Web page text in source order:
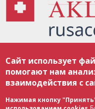
соответствии с
международными
материалов возможно только с
или частичного
ОБЯЗАТЕЛЬНА АКТИВНАЯ
текст. Фотоизображения,
ее исключительной
Сайт использует
помогают нам
взаимодействия с
Нажимая кнопку